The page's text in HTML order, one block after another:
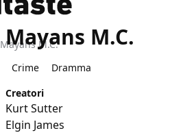
Mayans M.C.
Mayans M.C.
Crime
Dramma
Creatori
Kurt Sutter
Elgin James